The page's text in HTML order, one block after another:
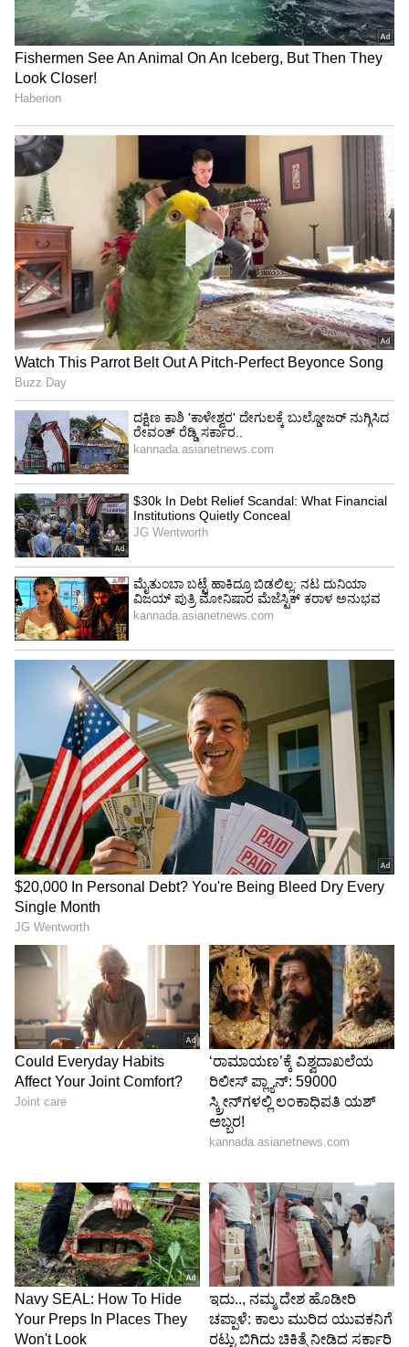
ಜಿಬಿಎ ಯೋಜನಾ ಜಾರಿಯ ಮುಖ್ಯ ಎಂಜಿನಿಯರ್ ಎಸ್.ವಿ.
ರಾಜೇಶ್, 'ರಾಜಕಾಲುವೆಗಳಲ್ಲಿ ಟನ್‌ಗಟ್ಟಲೆ ಕಸ ಬಂದು
ಸಿಲುಕಿಕೊಳ್ಳುತ್ತಿರುವುದು ಪ್ರವಾಹದ ಸಮಸ್ಯೆಯನ್ನು ಮತ್ತಷ್ಟು
ಉಲ್ಬಣಗೊಳಿಸಿದೆ. ಸಿಲ್ಕ್ ಬೋರ್ಡ್ ಸಮೀಪದ ಡ್ರೈನ್‌ಗಳಿಂದ
ಪ್ಲಾಸ್ಟಿಕ್ ಬಾಟಲಿಗಳು, ಬಟ್ಟೆಗಳು ಮತ್ತು ಘನತ್ಯಾಜ್ಯ
ಸೇರಿದಂತೆ ಬರೋಬ್ಬರಿ 40 ಟನ್‌ಗಿಂತಲೂ ಹೆಚ್ಚು ಕಸವನ್ನು
ಹೊರತೆಗೆಯಲಾಗಿದೆ..' ಎಂದಿದ್ದಾರೆ. ಮುಂಬರುವ ದಿನಗಳಲ್ಲಿ
ಪ್ರವಾಹ ತಡೆಯಲು ನೀರನ್ನು ಎಚ್‌ಎಸ್‌ಆರ್ ಲೇಔಟ್ ಕಡೆಗೆ
ತಿರುಗಿಸಲು ಎಲ್-ಆಕಾರದ (L-shaped) ಕಲ್ವರ್ಟ್
ನಿರ್ಮಿಸಲಾಗುತ್ತಿದೆ. ಆದರೆ, ಈ ನಡೆಯುತ್ತಿರುವ
ಕಾಮಗಾರಿಯಿಂದಾಗಿ ರಸ್ತೆ ಮುಚ್ಚಿರುವುದು ಮತ್ತು ಟ್ರಾಫಿಕ್
ಡೈವರ್ಷನ್‌ಗಳು ಸವಾರರ ಕೋಪವನ್ನು ಮತ್ತಷ್ಟು ಹೆಚ್ಚಿಸಿವೆ.
ಕಾಮಗಾರಿಗಳ ಎಡವಟ್ಟು: ನೈಸರ್ಗಿಕ ಹರಿವಿಗೆ ಬಿದ್ದ
ಬ್ರೇಕ್
ಬೆಂಗಳೂರು ದಕ್ಷಿಣ ನಗರ ಪಾಲಿಕೆಯ ಅಧಿಕಾರಿಗಳ ಪ್ರಕಾರ,
ಕಳೆದ ಹಲವು ವರ್ಷಗಳಿಂದ ಇಲ್ಲಿ ನಡೆದಿರುವ ಸಾಲು ಸಾಲು
ಮೂಲಸೌಕರ್ಯ ಯೋಜನೆಗಳು ಸಿಲ್ಕ್ ಬೋರ್ಡ್
ಸುತ್ತಮುತ್ತಲಿನ ನೈಸರ್ಗಿಕ ಜಲಾನಯನ ಮಾದರಿಯನ್ನು
ಸಂಪೂರ್ಣವಾಗಿ ಧ್ವಂಸಗೊಳಿಸಿವೆ. ಈ ಹಿಂದೆ ಎನ್‌ಎಚ್‌ಎಐ
(NHAI) ಫ್ಲೈಓವರ್ ನಿರ್ಮಾಣವು ನೀರಿನ ಹರಿವನ್ನು
ಬದಲಾಯಿಸಿತು. ಅದರ ಬೆನ್ನಲ್ಲೇ ಮೆಟ್ರೋ ಕಾಮಗಾರಿಗಳು
ಮತ್ತು ಈಗ ಡಬಲ್ ಡೆಕ್ಕರ್ ಫ್ಲೈಓವರ್‌ಗಾಗಿ ನಿರ್ಮಿಸಲಾದ
ಬೃಹತ್ ಪಿಲ್ಲರ್‌ಗಳು ಜಂಕ್ಷನ್ ಸುತ್ತಲಿನ ಚರಂಡಿ
ಮಾರ್ಗಗಳನ್ನು ಸಂಪೂರ್ಣವಾಗಿ ನಿರ್ಬಂಧಿಸಿವೆ ಎಂದಿದ್ದಾರೆ.
ಜೀವ ಕೈಯಲ್ಲಿ ಹಿಡಿದು ನಡೆಯುವ ಪಾದಚಾರಿಗಳು
ರಾಜಕಾಲುವೆ ಕಾಮಗಾರಿಗಳು ಇಲ್ಲಿನ ಯೆಲ್ಲೋ ಲೈನ್
ಮೆಟ್ರೋ ನಿಲ್ದಾಣ ಮತ್ತು ಬಿಎಂಟಿಸಿ (BMTC) ಬಸ್
ನಿಲ್ದಾಣವನ್ನು ಬಳಸುವ ಸಾವಿರಾರು ಪಾದಚಾರಿಗಳಿಗೆ
ಮಾರ್ಗವಿಲ್ಲದ ಕಾರಣ, ಜನರು ಕೆಸರು ಮತ್ತು ಕಸದಿಂದ
ತುಂಬಿದ ರಸ್ತೆಯಲ್ಲೇ ವಾಹನಗಳ ನಡುವೆ ಜೀವ ಕೈಯಲ್ಲಿ
ಹಿಡಿದು ನಡೆಯಬೇಕಾಗಿದೆ.
'ಮೆಟ್ರೋ ನಿಲ್ದಾಣದಲ್ಲಿ ಇಳಿದ ನಂತರ ಬಿಎಂಟಿಸಿ ಬಸ್
ನಿಲ್ದಾಣ ತಲುಪಲು ನಾನು ಸುಮಾರು 300 ಮೀಟರ್